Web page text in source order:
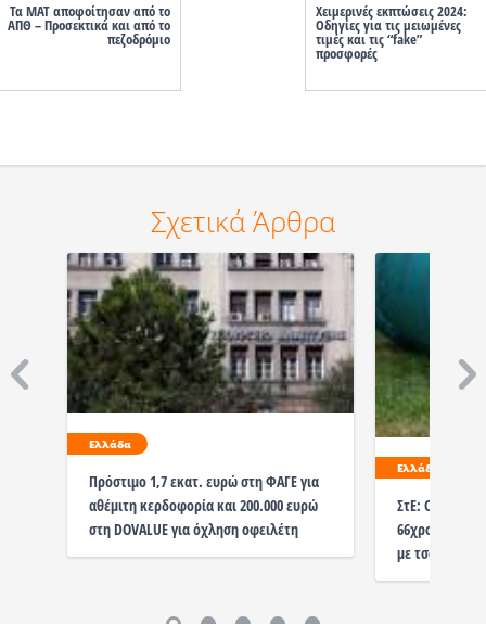
Τα ΜΑΤ αποφοίτησαν από το
ΑΠΘ – Προσεκτικά και από το
πεζοδρόμιο
Χειμερινές εκπτώσεις 2024:
Οδηγίες για τις μειωμένες
τιμές και τις “fake”
προσφορές
Σχετικά Άρθρα
Ελλάδα
Πρόστιμο 1,7 εκατ. ευρώ στη ΦΑΓΕ για
αθέμιτη κερδοφορία και 200.000 ευρώ
στη DOVALUE για όχληση οφειλέτη
Ελλάδα
ΣτΕ: Οριστικό
66χρονο που
με τσάπα στη